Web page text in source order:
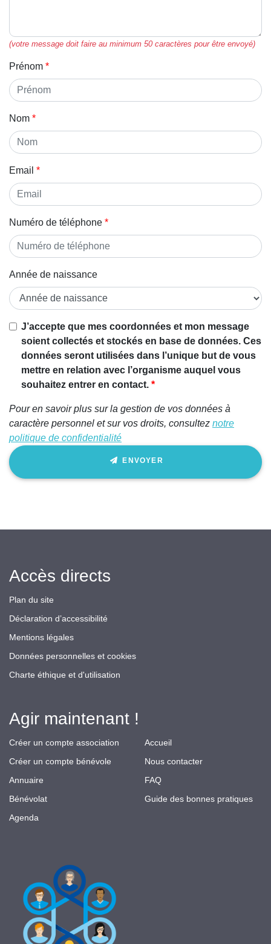
(votre message doit faire au minimum 50 caractères pour être envoyé)
Prénom
Nom
Email
Numéro de téléphone
Année de naissance
J’accepte que mes coordonnées et mon message
soient collectés et stockés en base de données. Ces
données seront utilisées dans l’unique but de vous
mettre en relation avec l’organisme auquel vous
souhaitez entrer en contact.
Pour en savoir plus sur la gestion de vos données à
caractère personnel et sur vos droits, consultez notre
politique de confidentialité
ENVOYER
Accès directs
Plan du site
Déclaration d’accessibilité
Mentions légales
Données personnelles et cookies
Charte éthique et d'utilisation
Agir maintenant !
Créer un compte association
Créer un compte bénévole
Annuaire
Bénévolat
Agenda
Accueil
Nous contacter
FAQ
Guide des bonnes pratiques